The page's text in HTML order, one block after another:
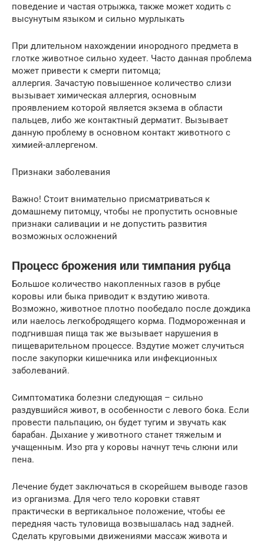
поведение и частая отрыжка, также может ходить с
высунутым языком и сильно мурлыкать
При длительном нахождении инородного предмета в
глотке животное сильно худеет. Часто данная проблема
может привести к смерти питомца;
аллергия. Зачастую повышенное количество слизи
вызывает химическая аллергия, основным
проявлением которой является экзема в области
пальцев, либо же контактный дерматит. Вызывает
данную проблему в основном контакт животного с
химией-аллергеном.
Признаки заболевания
Важно! Стоит внимательно присматриваться к
домашнему питомцу, чтобы не пропустить основные
признаки саливации и не допустить развития
возможных осложнений
Процесс брожения или тимпания рубца
Большое количество накопленных газов в рубце
коровы или быка приводит к вздутию живота.
Возможно, животное плотно пообедало после дождика
или наелось легкобродящего корма. Подмороженная и
подгнившая пища так же вызывает нарушения в
пищеварительном процессе. Вздутие может случиться
после закупорки кишечника или инфекционных
заболеваний.
Симптоматика болезни следующая – сильно
раздувшийся живот, в особенности с левого бока. Если
провести пальпацию, он будет тугим и звучать как
барабан. Дыхание у животного станет тяжелым и
учащенным. Изо рта у коровы начнут течь слюни или
пена.
Лечение будет заключаться в скорейшем выводе газов
из организма. Для чего тело коровки ставят
практически в вертикальное положение, чтобы ее
передняя часть туловища возвышалась над задней.
Сделать круговыми движениями массаж живота и